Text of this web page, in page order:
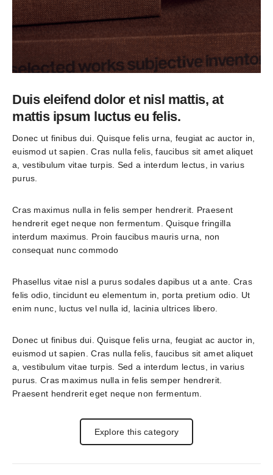
Duis eleifend dolor et nisl mattis, at
mattis ipsum luctus eu felis.
Donec ut finibus dui. Quisque felis urna, feugiat ac auctor in,
euismod ut sapien. Cras nulla felis, faucibus sit amet aliquet
a, vestibulum vitae turpis. Sed a interdum lectus, in varius
purus.
Cras maximus nulla in felis semper hendrerit. Praesent
hendrerit eget neque non fermentum. Quisque fringilla
interdum maximus. Proin faucibus mauris urna, non
consequat nunc commodo
Phasellus vitae nisl a purus sodales dapibus ut a ante. Cras
felis odio, tincidunt eu elementum in, porta pretium odio. Ut
enim nunc, luctus vel nulla id, lacinia ultrices libero.
Donec ut finibus dui. Quisque felis urna, feugiat ac auctor in,
euismod ut sapien. Cras nulla felis, faucibus sit amet aliquet
a, vestibulum vitae turpis. Sed a interdum lectus, in varius
purus. Cras maximus nulla in felis semper hendrerit.
Praesent hendrerit eget neque non fermentum.
Explore this category